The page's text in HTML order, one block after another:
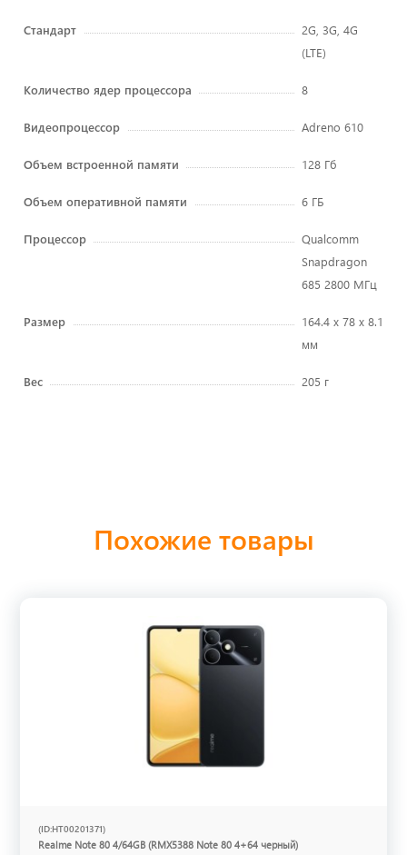
Стандарт
2G, 3G, 4G
(LTE)
Количество ядер процессора 8
Видеопроцессор Adreno 610
Объем встроенной памяти 128 Гб
Объем оперативной памяти 6 ГБ
Процессор
Qualcomm
Snapdragon
685 2800 МГц
Размер
164.4 x 78 x 8.1
мм
Вес 205 г
Похожие товары
(ID:HT00201371)
Realme Note 80 4/64GB (RMX5388 Note 80 4+64 черный)